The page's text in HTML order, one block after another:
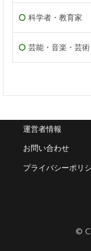
科学者・教育家
芸能・音楽・芸術
運営者情報
お問い合わせ
プライバシーポリ
©